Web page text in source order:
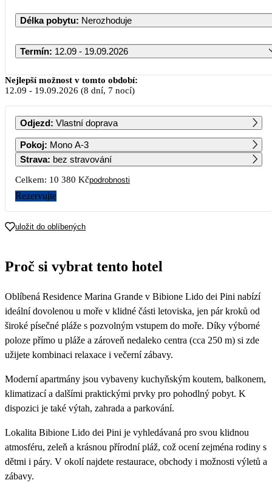
Délka pobytu: Nerozhoduje
Termín: 12.09 - 19.09.2026
Září 2026
PO ÚT ST ČT PÁ SO NE
1 2 3 4 5 6
7 8 9 10 11 12 13
7 780 5 190
21
28 29 30
Nejlepší možnost v tomto období:
12.09 - 19.09.2026 (8 dní, 7 nocí)
Odjezd: Vlastní doprava
Pokoj: Mono A-3
Strava: bez stravování
Celkem: 10 380 Kčpodrobnosti
Rezervujte
uložit do oblíbených
Proč si vybrat tento hotel
Oblíbená Residence Marina Grande v Bibione Lido dei Pini nabízí
ideální dovolenou u moře v klidné části letoviska, jen pár kroků od
široké písečné pláže s pozvolným vstupem do moře. Díky výborné
poloze přímo u pláže a zároveň nedaleko centra (cca 250 m) si zde
užijete kombinaci relaxace i večerní zábavy.
Moderní apartmány jsou vybaveny kuchyňským koutem, balkonem,
klimatizací a dalšími praktickými prvky pro pohodlný pobyt. K
dispozici je také výtah, zahrada a parkování.
Lokalita Bibione Lido dei Pini je vyhledávaná pro svou klidnou
atmosféru, zeleň a krásnou přírodní pláž, což ocení zejména rodiny s
dětmi i páry. V okolí najdete restaurace, obchody i možnosti výletů a
zábavy.